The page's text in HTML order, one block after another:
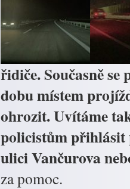
řidiče. Současně
dobu místem
ohrozit. Uvítáme
policistům přihlásit
ulici Vančurova
za pomoc.